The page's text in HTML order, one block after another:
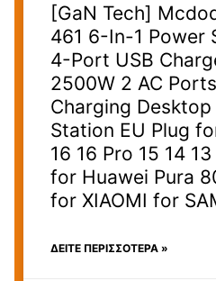
[GaN Tech]
461 6-In-1 Power
4-Port USB
2500W 2 AC
Charging
Station EU Plug
16 16 Pro 15 14
for Huawei Pura
for XIAOMI for
ΔΕΊΤΕ ΠΕΡΙΣΣΟΤΕΡΑ »